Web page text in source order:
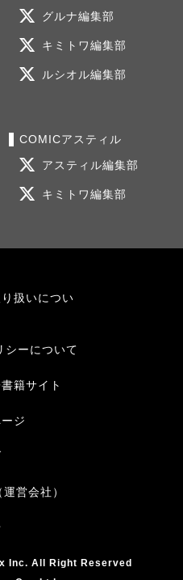
グルナ編集部
キミトワ編集部
ルシオル編集部
COMICアスティル
アスティル編集部
キミトワ編集部
扱いについ
シーについて
籍サイト
ジ
営会社）
Inc. All Right Reserved